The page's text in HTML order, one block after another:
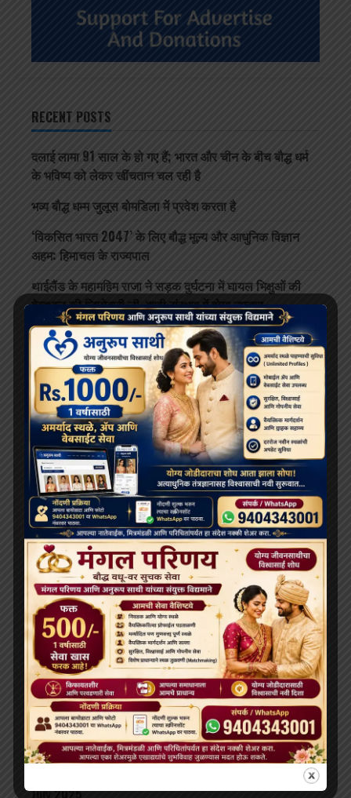
RECENT POSTS
दलाई लामा 91 साल के हो गए हैं; भारत और चीन के बीच बौद्ध धर्म
के भविष्य को लेकर खींचतान चल रही है
भव्य बौद्ध धम्म जुलूस बोमडिला में प्रवेश करता है
‘विकसित भारत 2047’ के लिए बौद्ध मूल्य और आधुनिक विज्ञान
अहम: हिमाचल के राज्यपाल
थाईलैंड के महामहिम राजा ने सड़क दुर्घटना में घायल भिक्षुओं की
देखभाल की जिम्मेदारी ली, शाही संरक्षण में होगा उपचार
दलाई लामा लद्दाख लौटे, भारत के हिमालयी बौद्ध संबंधों को और
मज़बूत किया
ARCHIVES
July 2026
June 2026
May 2026
April 2026
February 2026
January 2026
December 2025
November 2025
October 2025
September 2025
August 2025
July 2025